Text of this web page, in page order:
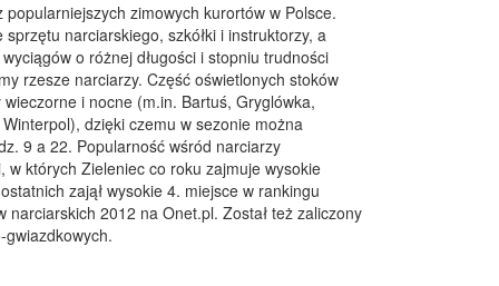
zimowych kurortów w Polsce.
sprzętu narciarskiego, szkółki i instruktorzy, a
o różnej długości i stopniu trudności
rzesze narciarzy. Część oświetlonych stoków
i nocne (m.in. Bartuś, Gryglówka,
dzięki czemu w sezonie można
9 a 22. Popularność wśród narciarzy
w których Zieleniec co roku zajmuje wysokie
zajął wysokie 4. miejsce w rankingu
narciarskich 2012 na Onet.pl. Został też zaliczony